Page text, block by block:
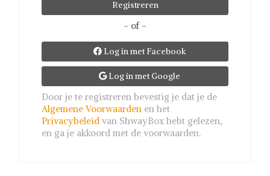
- of -
Log in met Facebook
Log in met Google
Door je te registreren bevestig je dat je de
Algemene Voorwaarden en het
Privacybeleid van ShwayBox hebt gelezen,
en ga je akkoord met de voorwaarden.